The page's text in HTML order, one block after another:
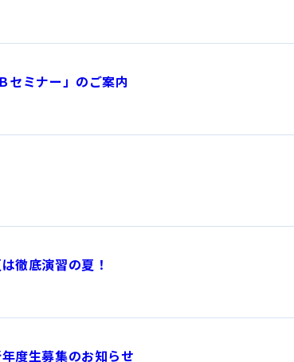
セミナー」のご案内
徹底演習の夏！
度生募集のお知らせ